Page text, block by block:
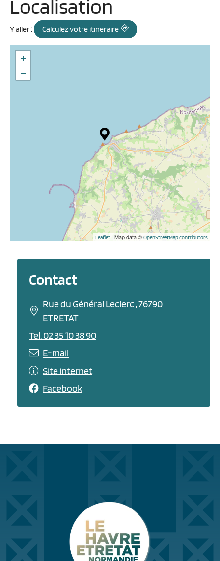
Localisation
Y aller : Calculez votre itinéraire
+
−
Leaflet | Map data © OpenStreetMap contributors
Contact
Rue du Général Leclerc , 76790
ETRETAT
Tel. 02 35 10 38 90
E-mail
Site internet
Facebook